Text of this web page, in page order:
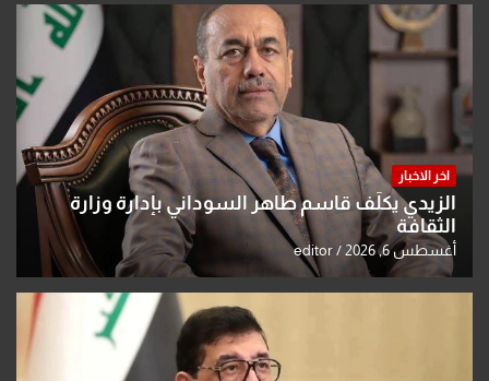
اخر الاخبار
الزيدي يكلّف قاسم طاهر السوداني بإدارة وزارة
الثقافة
أغسطس 6, 2026 editor